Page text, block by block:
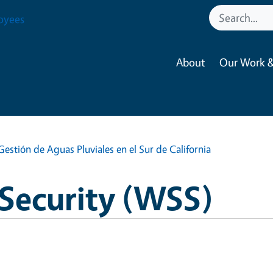
About Our Work
de Aguas Pluviales en el Sur de California
(WSS)